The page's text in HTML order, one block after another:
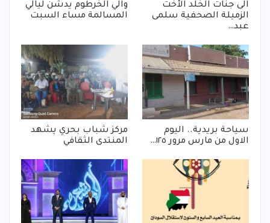
الى جنات الخلد الأخت
الزميلة الصحفية سلمى
عبد…
والي الخرطوم يدشن ليالي
المسالمة مساء السبت
سياحة بريدية.. اليوم
الاول من مارس مرور ١٢٥…
مركز شباب بحري يشهد
المنتدى الثقافي